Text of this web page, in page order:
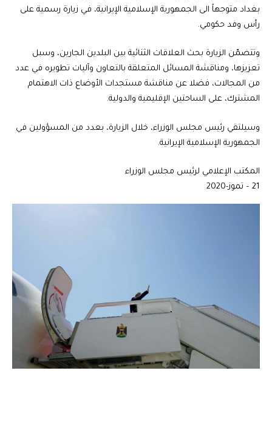
بغداد متوجهاً الى الجمهورية الإسلامية الإيرانية، في زيارة رسمية على
رأس وفد حكومي.
وتتضمّن الزيارة بحث العلاقات الثنائية بين البلدين الجارين، وسبل
تعزيزها، ومناقشة المسائل المتعلقة بالتعاون وآليات تطويره في عدد
من المجالات، فضلا عن مناقشة مستجدات الأوضاع ذات الاهتمام
المشترك، على الساحتين الإقليمية والدولية.
وسيلتقي رئيس مجلس الوزراء، خلال الزيارة، بعدد من المسؤولين في
الجمهورية الإسلامية الإيرانية.
المكتب الإعلامي لرئيس مجلس الوزراء
21 – تموز-2020